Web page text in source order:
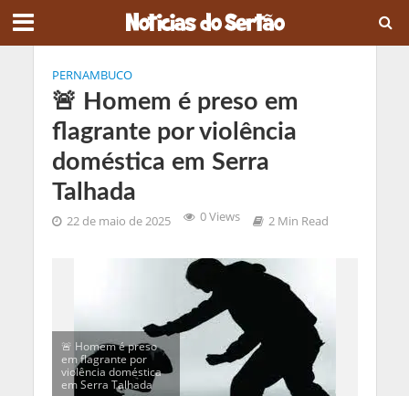
PERNAMBUCO
🚨 Homem é preso em
flagrante por violência
doméstica em Serra
Talhada
22 de maio de 2025 0 Views 2 Min Read
🚨 Homem é preso
em flagrante por
violência doméstica
em Serra Talhada